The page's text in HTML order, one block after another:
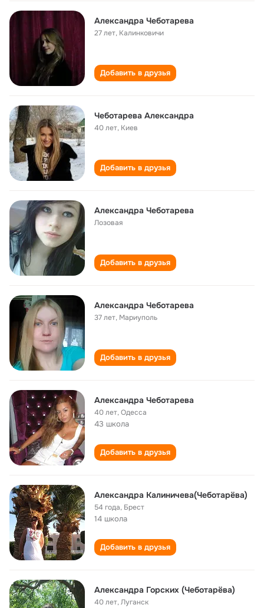
Александра Чеботарева
27 лет, Калинковичи
Добавить в друзья
Чеботарева Александра
40 лет, Киев
Добавить в друзья
Александра Чеботарева
Лозовая
Добавить в друзья
Александра Чеботарева
37 лет, Мариуполь
Добавить в друзья
Александра Чеботарева
40 лет,Одесса
43 школа
Добавить в друзья
Александра Калиничева(Чеботарёва)
54 года, Брест
14 школа
Добавить в друзья
Александра Горских (Чеботарёва)
40 лет,Луганск